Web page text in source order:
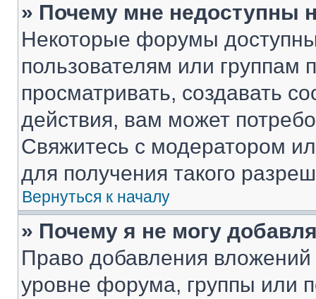
» Почему мне недоступны
Некоторые форумы
пользователям или группам
просматривать, создавать
действия, вам может
Свяжитесь с модератором
для получения такого
Вернуться к началу
» Почему я не могу
Право добавления
уровне форума, группы или